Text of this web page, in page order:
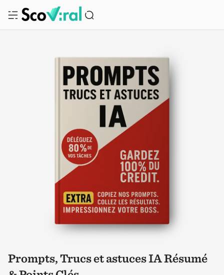
Prompts, Trucs et astuces IA Résumé